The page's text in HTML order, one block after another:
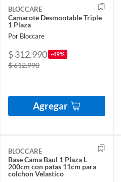
BLOCCARE
Camarote Desmontable Triple
1 Plaza
Por Bloccare
$ 312.990 -49%
$ 612.990
Agregar
BLOCCARE
Base Cama Baul 1 Plaza L
200cm con patas 11cm para
colchon Velastico